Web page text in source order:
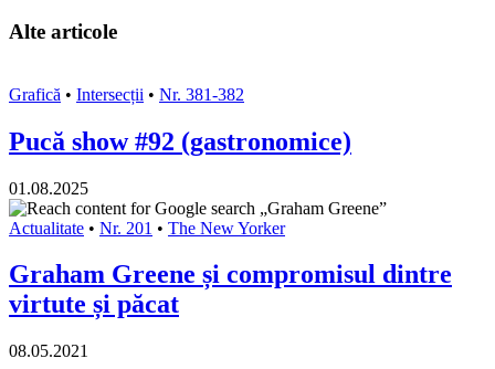
Alte articole
Grafică • Intersecții • Nr. 381-382
Pucă show #92 (gastronomice)
01.08.2025
Actualitate • Nr. 201 • The New Yorker
Graham Greene și compromisul dintre
virtute și păcat
08.05.2021